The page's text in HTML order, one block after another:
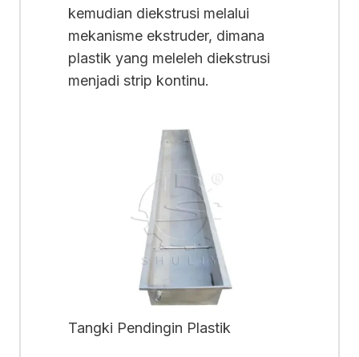
kemudian diekstrusi melalui
mekanisme ekstruder, dimana
plastik yang meleleh diekstrusi
menjadi strip kontinu.
Tangki Pendingin Plastik